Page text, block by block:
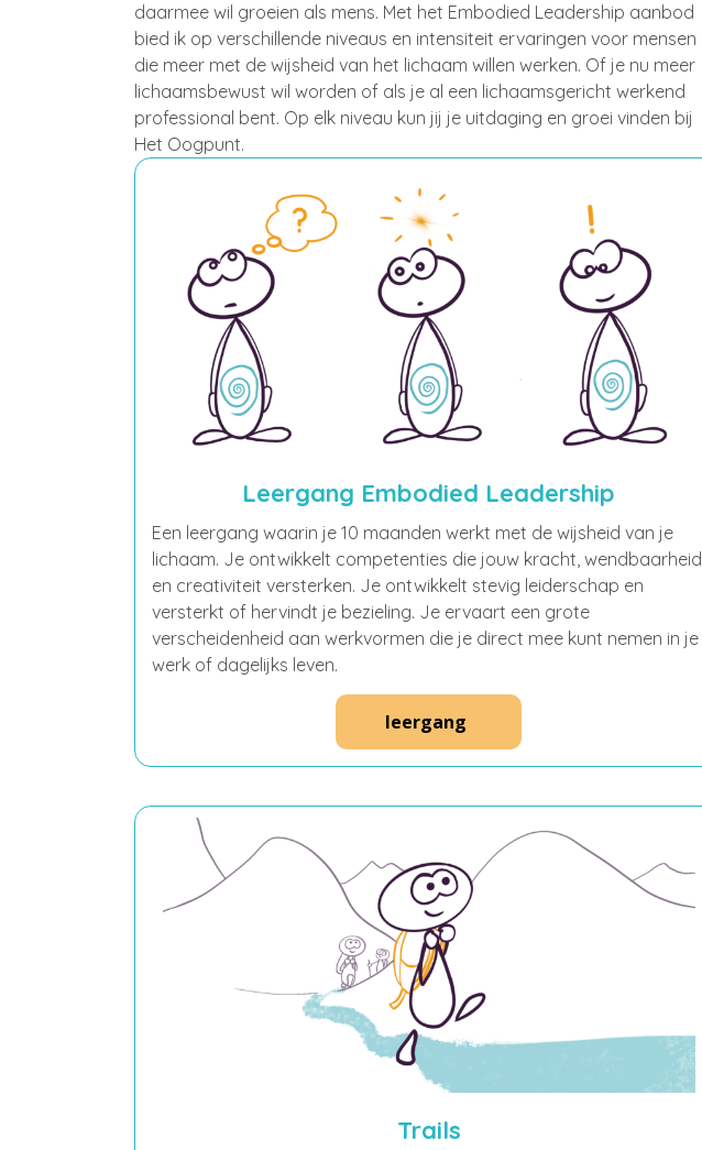
daarmee wil groeien als mens. Met het Embodied Leadership aanbod
bied ik op verschillende niveaus en intensiteit ervaringen voor mensen
die meer met de wijsheid van het lichaam willen werken. Of je nu meer
lichaamsbewust wil worden of als je al een lichaamsgericht werkend
professional bent. Op elk niveau kun jij je uitdaging en groei vinden bij
Het Oogpunt.
Leergang Embodied Leadership
Een leergang waarin je 10 maanden werkt met de wijsheid van je
lichaam. Je ontwikkelt competenties die jouw kracht, wendbaarheid
en creativiteit versterken. Je ontwikkelt stevig leiderschap en
versterkt of hervindt je bezieling. Je ervaart een grote
verscheidenheid aan werkvormen die je direct mee kunt nemen in je
werk of dagelijks leven.
leergang
Trails